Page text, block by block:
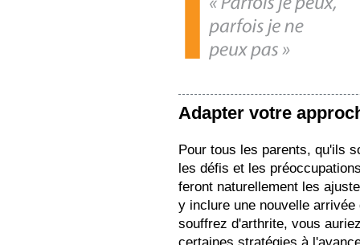
Adapter votre
Pour tous les parents, qu'ils
les défis et les
feront naturellement les
y inclure une nouvelle
souffrez d'arthrite, vous